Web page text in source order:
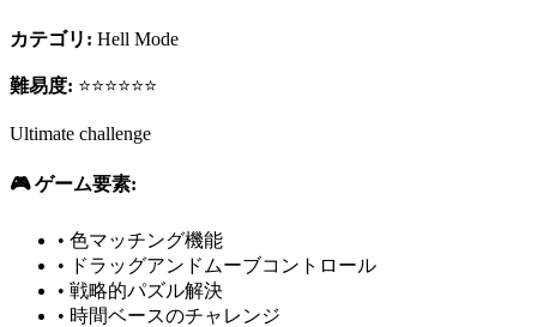
カテゴリ: Hell Mode
難易度: ⭐⭐⭐⭐⭐⭐
Ultimate challenge
🎮 ゲーム要素:
• 色マッチング機能
• ドラッグアンドムーブコントロール
• 戦略的パズル解決
• 時間ベースのチャレンジ